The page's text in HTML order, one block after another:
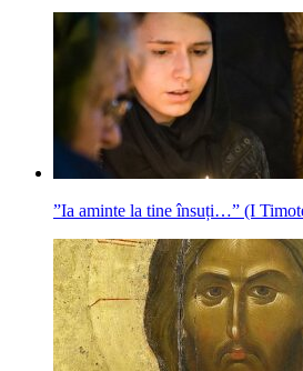
”Ia aminte la tine însuți…” (I